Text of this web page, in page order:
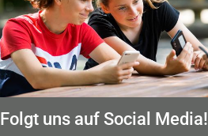
Folgt uns auf Social Media!